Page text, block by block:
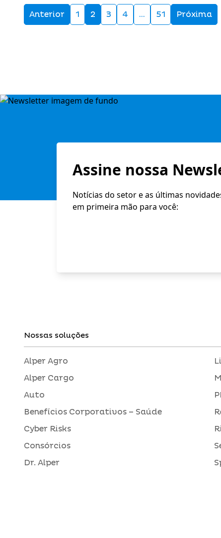
Anterior 1 2 3 4 … 51 Próxima
Assine nossa
Notícias do setor e as últimas
em primeira mão para você:
Nossas soluções
Alper Agro
Alper Cargo
Auto
Benefícios Corporativos – Saúde
Cyber Risks
Consórcios
Dr. Alper